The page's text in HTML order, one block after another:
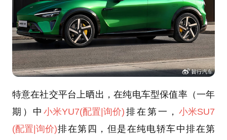
特意在社交平台上晒出，在纯电车型保值率（一年
期）中小米YU7(配置|询价) 排在第一，小米SU7
(配置|询价)排在第四，但是在纯电轿车中排在第